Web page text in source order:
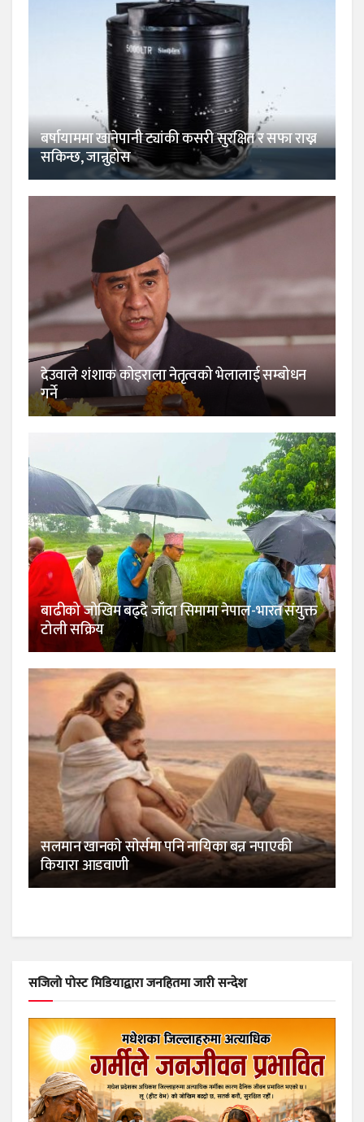
बर्षायाममा खानेपानी ट्यांकी कसरी सुरक्षित र सफा राख्न
सकिन्छ, जान्नुहोस
देउवाले शंशाक कोइराला नेतृत्वको भेलालाई सम्बोधन
गर्ने
बाढीको जोखिम बढ्दै जाँदा सिमामा नेपाल-भारत संयुक्त
टोली सक्रिय
सलमान खानकाे साेर्समा पनि नायिका बन्न नपाएकी
कियारा आडवाणी
सजिलो पोस्ट मिडियाद्वारा जनहितमा जारी सन्देश